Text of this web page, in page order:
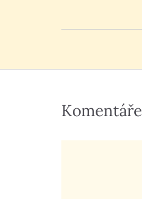
Komentáře